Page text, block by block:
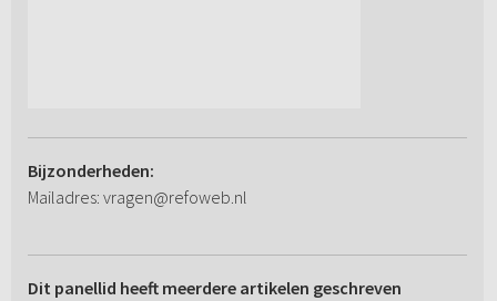
Bijzonderheden:
Mailadres: vragen@refoweb.nl
Dit panellid heeft meerdere artikelen geschreven